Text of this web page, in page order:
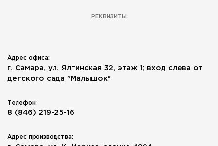
РЕКВИЗИТЫ
Адрес офиса:
г. Самара, ул. Ялтинская 32, этаж 1; вход слева от
детского сада "Малышок"
Телефон:
8 (846) 219-25-16
Адрес производства: